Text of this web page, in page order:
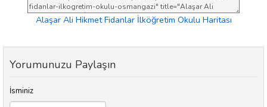
Alaşar Ali Hikmet Fidanlar İlköğretim Okulu Haritası
Yorumunuzu Paylaşın
İsminiz